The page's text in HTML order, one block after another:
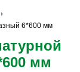
6*600 мм
мм